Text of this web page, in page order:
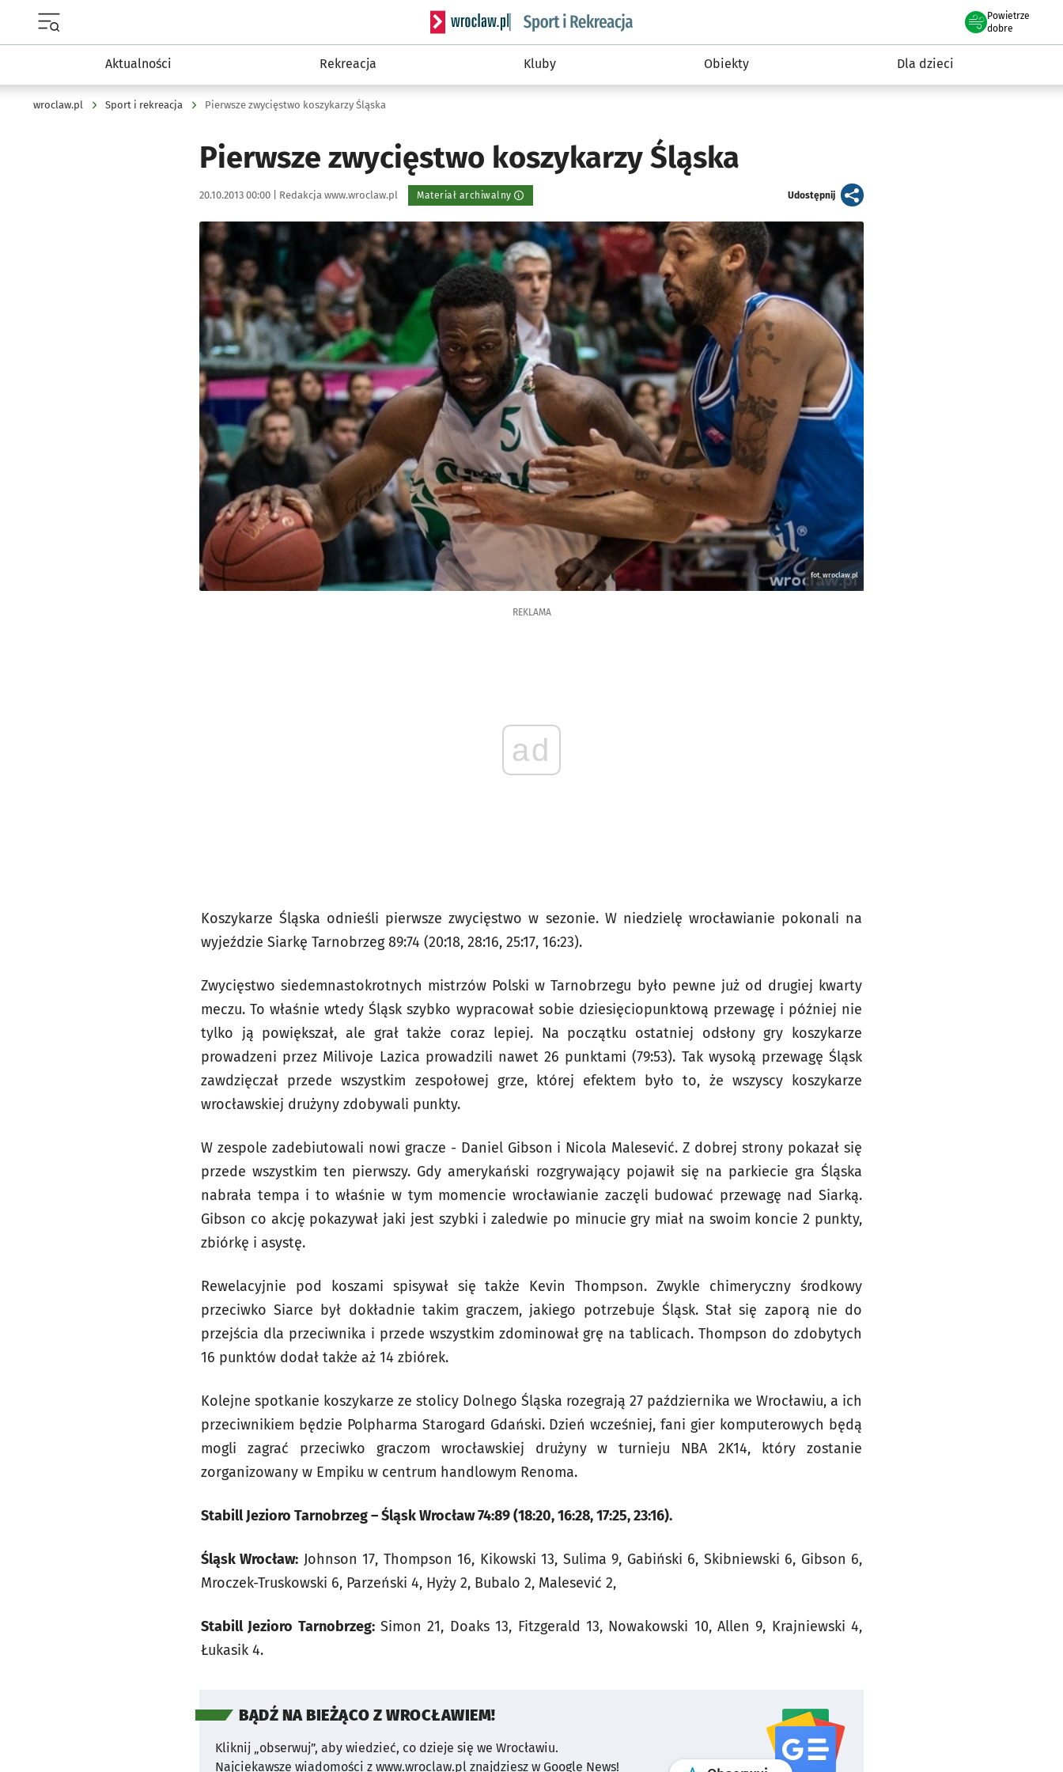
Serwis informacyjny wroclaw.pl podserwis: Sport i rekreacja
Powietrze
we Wrocławiu
dobre
Aktualności Rekreacja Kluby Obiekty Dla dzieci
wroclaw.pl Sport i rekreacja Pierwsze zwycięstwo koszykarzy Śląska
Pierwsze zwycięstwo koszykarzy Śląska
Data publikacji:
20.10.2013 00:00 | Autor:
Redakcja www.wroclaw.pl Materiał archiwalny Udostępnijartykuł
Kliknij, aby powiększyć
fot. wroclaw.pl
REKLAMA
ad
Koszykarze Śląska odnieśli pierwsze zwycięstwo w sezonie. W niedzielę wrocławianie pokonali na
wyjeździe Siarkę Tarnobrzeg 89:74 (20:18, 28:16, 25:17, 16:23).
Zwycięstwo siedemnastokrotnych mistrzów Polski w Tarnobrzegu było pewne już od drugiej kwarty
meczu. To właśnie wtedy Śląsk szybko wypracował sobie dziesięciopunktową przewagę i później nie
tylko ją powiększał, ale grał także coraz lepiej. Na początku ostatniej odsłony gry koszykarze
prowadzeni przez Milivoje Lazica prowadzili nawet 26 punktami (79:53). Tak wysoką przewagę Śląsk
zawdzięczał przede wszystkim zespołowej grze, której efektem było to, że wszyscy koszykarze
wrocławskiej drużyny zdobywali punkty.
W zespole zadebiutowali nowi gracze - Daniel Gibson i Nicola Malesević. Z dobrej strony pokazał się
przede wszystkim ten pierwszy. Gdy amerykański rozgrywający pojawił się na parkiecie gra Śląska
nabrała tempa i to właśnie w tym momencie wrocławianie zaczęli budować przewagę nad Siarką.
Gibson co akcję pokazywał jaki jest szybki i zaledwie po minucie gry miał na swoim koncie 2 punkty,
zbiórkę i asystę.
Rewelacyjnie pod koszami spisywał się także Kevin Thompson. Zwykle chimeryczny środkowy
przeciwko Siarce był dokładnie takim graczem, jakiego potrzebuje Śląsk. Stał się zaporą nie do
przejścia dla przeciwnika i przede wszystkim zdominował grę na tablicach. Thompson do zdobytych
16 punktów dodał także aż 14 zbiórek.
Kolejne spotkanie koszykarze ze stolicy Dolnego Śląska rozegrają 27 października we Wrocławiu, a ich
przeciwnikiem będzie Polpharma Starogard Gdański. Dzień wcześniej, fani gier komputerowych będą
mogli zagrać przeciwko graczom wrocławskiej drużyny w turnieju NBA 2K14, który zostanie
zorganizowany w Empiku w centrum handlowym Renoma.
Stabill Jezioro Tarnobrzeg – Śląsk Wrocław 74:89 (18:20, 16:28, 17:25, 23:16).
Śląsk Wrocław: Johnson 17, Thompson 16, Kikowski 13, Sulima 9, Gabiński 6, Skibniewski 6, Gibson 6,
Mroczek-Truskowski 6, Parzeński 4, Hyży 2, Bubalo 2, Malesević 2,
Stabill Jezioro Tarnobrzeg:Simon 21, Doaks 13, Fitzgerald 13, Nowakowski 10, Allen 9, Krajniewski 4,
Łukasik 4.
BĄDŹ NA BIEŻĄCO Z WROCŁAWIEM!
Kliknij „obserwuj”, aby wiedzieć, co dzieje się we Wrocławiu.
Najciekawsze wiadomości z www.wroclaw.pl znajdziesz w Google News!